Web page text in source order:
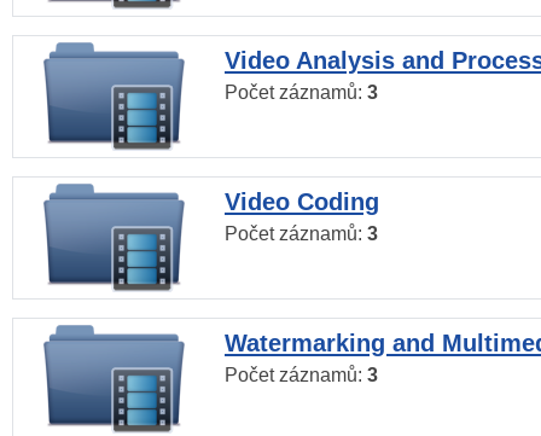
Video Analysis and
Počet záznamů: 3
Video Coding
Počet záznamů: 3
Watermarking and
Počet záznamů: 3